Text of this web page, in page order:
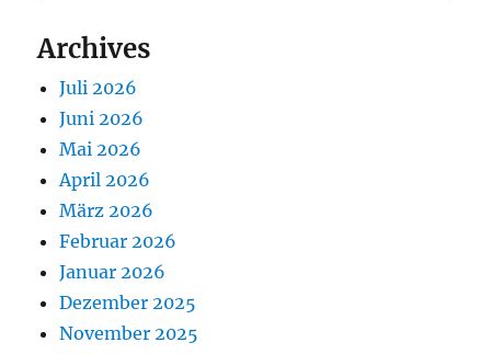
Archives
Juli 2026
Juni 2026
Mai 2026
April 2026
März 2026
Februar 2026
Januar 2026
Dezember 2025
November 2025